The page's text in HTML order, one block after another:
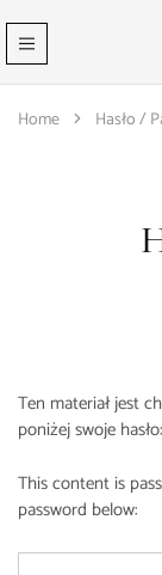
–
Home Hasło /
Ten materiał jest
poniżej swoje hasło:
This content is
password below: